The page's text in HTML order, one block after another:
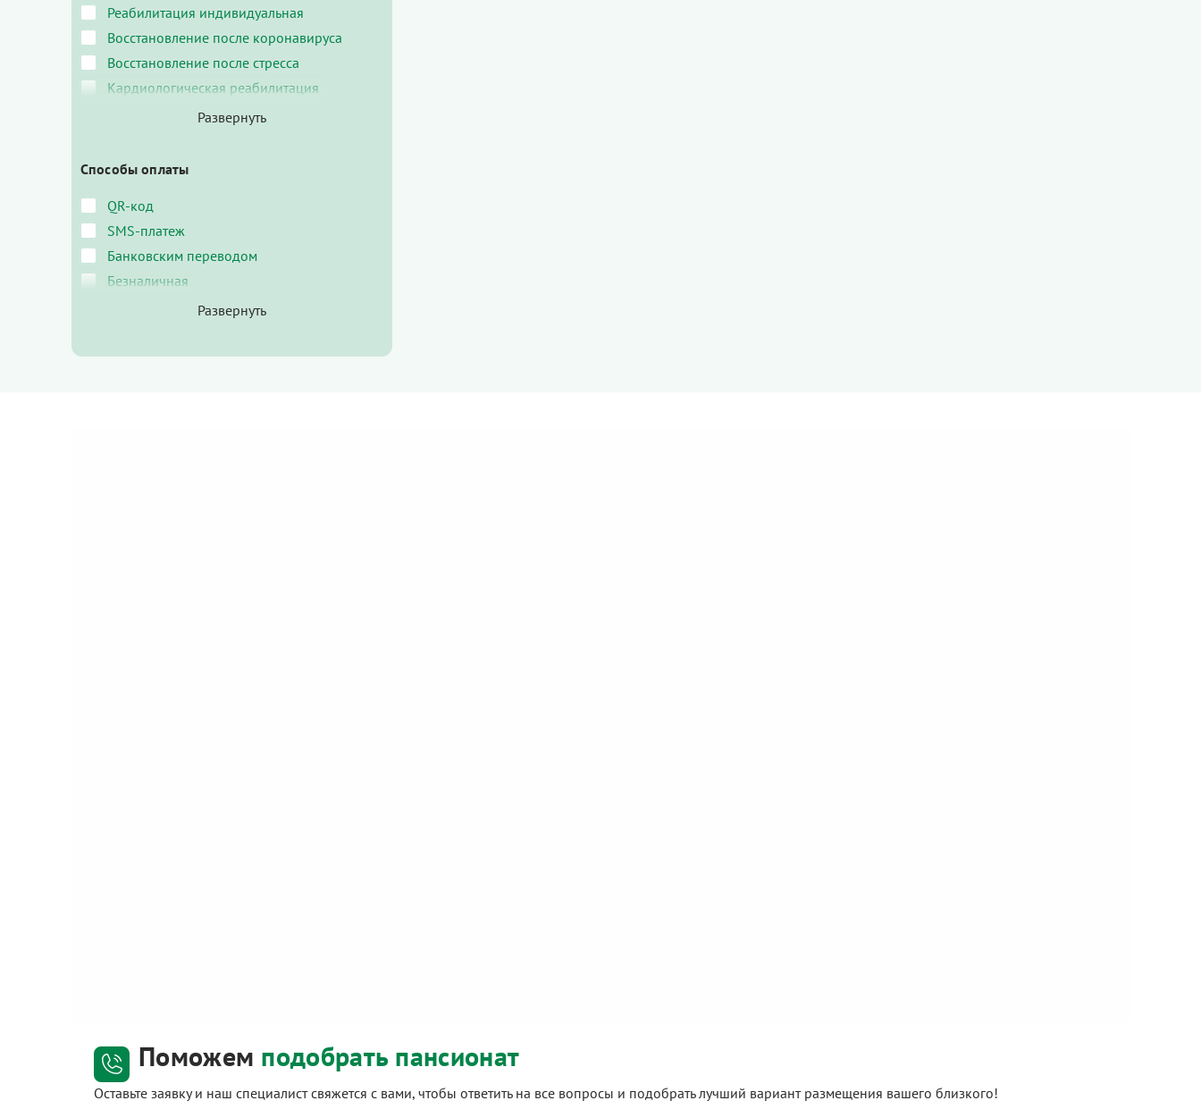
Реабилитация индивидуальная
Восстановление после коронавируса
Восстановление после стресса
Кардиологическая реабилитация
Способы оплаты
QR-код
SMS-платеж
Банковским переводом
Безналичная
Поможем подобрать пансионат
Оставьте заявку и наш специалист свяжется с вами, чтобы ответить на все вопросы и подобрать лучший вариант размещения вашего близкого!